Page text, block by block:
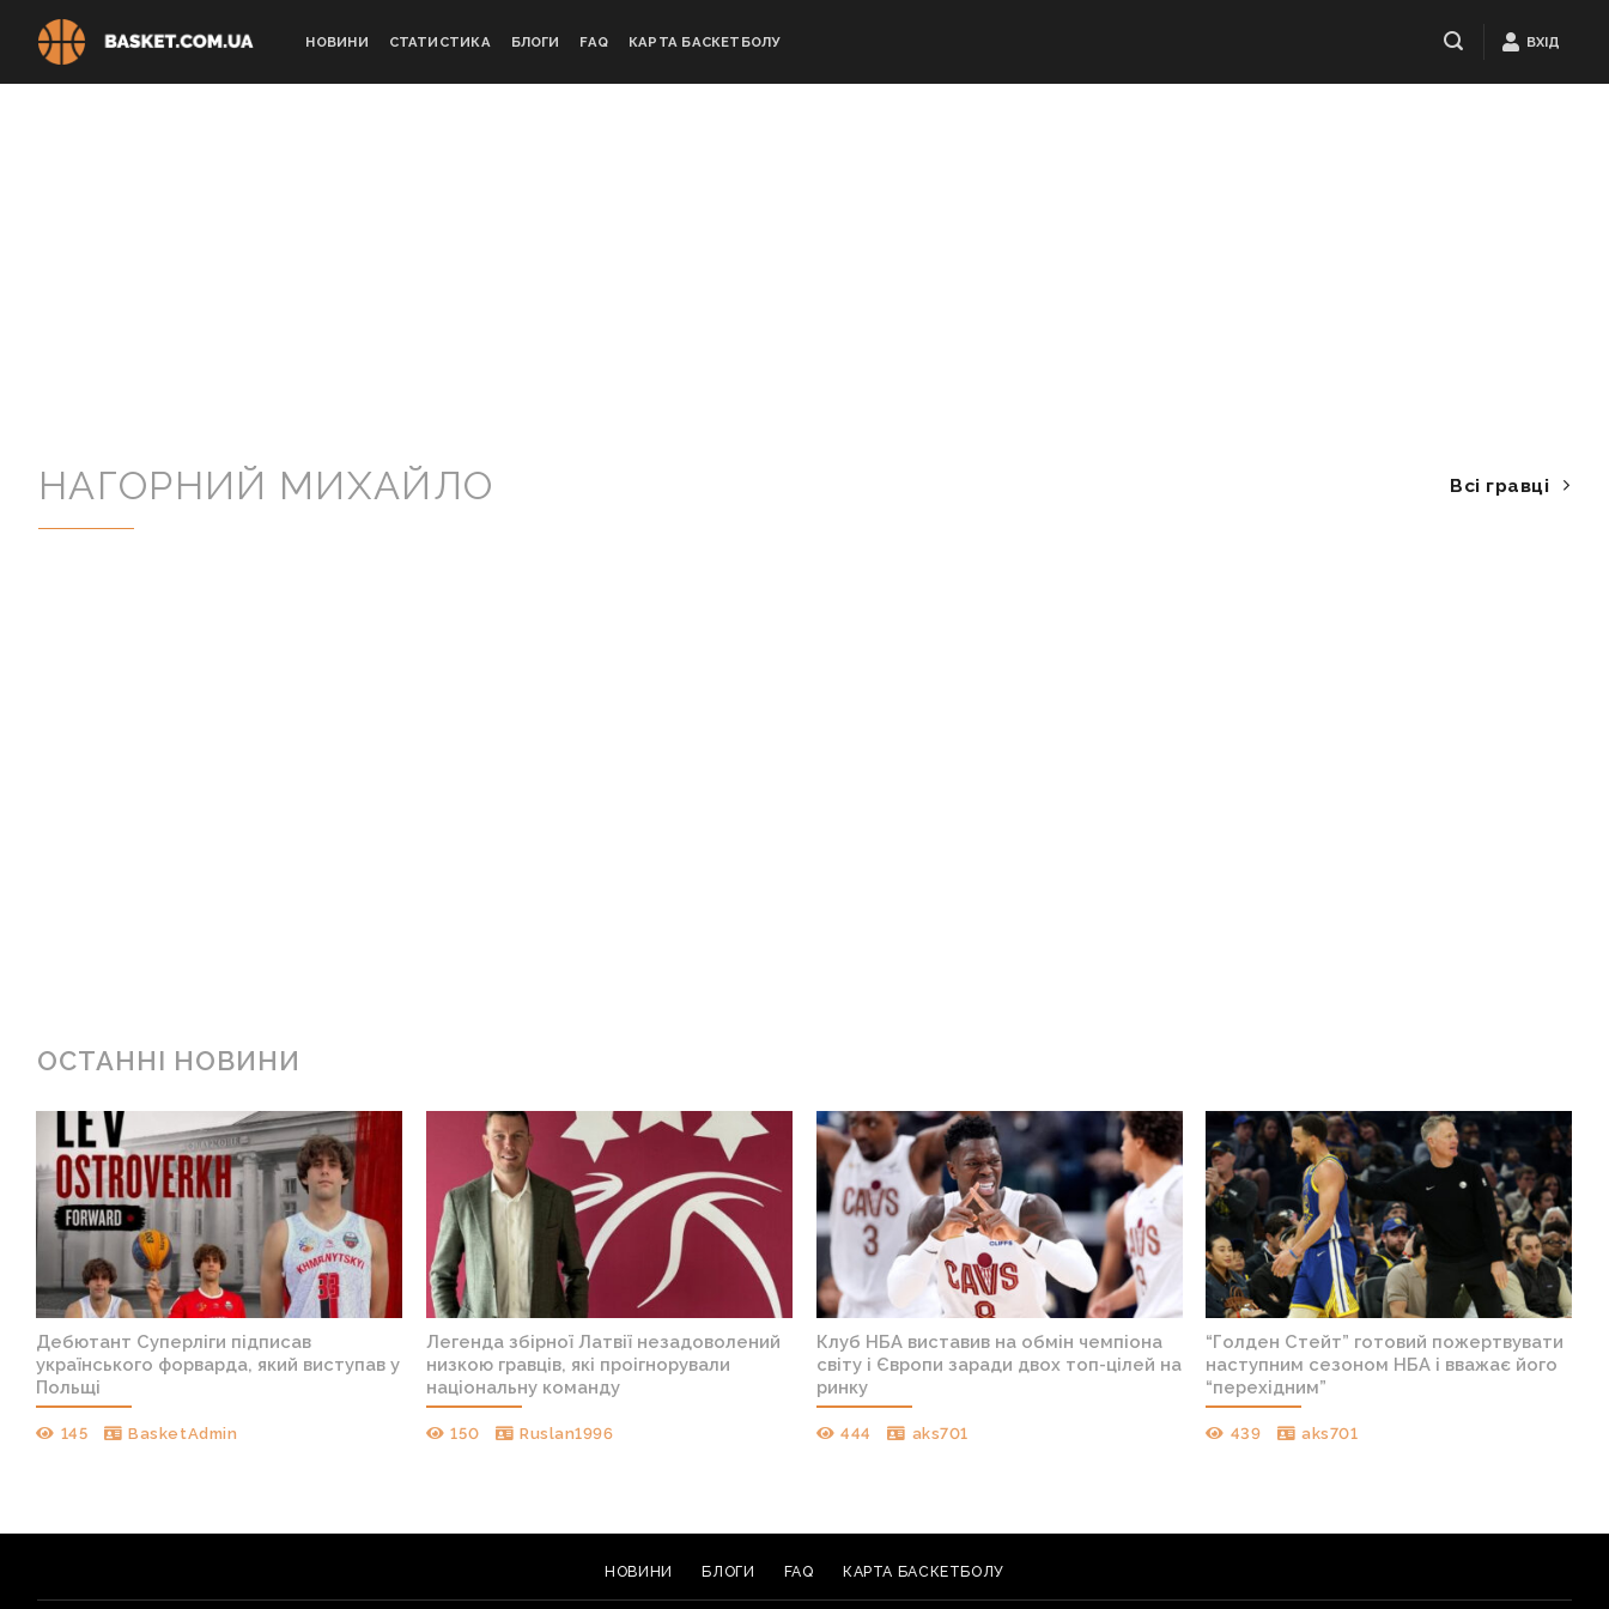
НОВИНИ СТАТИСТИКА БЛОГИ FAQ КАРТА БАСКЕТБОЛУ ВХІД
НАГОРНИЙ МИХАЙЛО Всі гравці
ОСТАННІ НОВИНИ
Дебютант Суперліги підписав
українського форварда, який виступав у
Польщі
145 BasketAdmin
Легенда збірної Латвії незадоволений
низкою гравців, які проігнорували
національну команду
150 Ruslan1996
Клуб НБА виставив на обмін чемпіона
світу і Європи заради двох топ-цілей на
ринку
444 aks701
“Голден Стейт” готовий пожертвувати
наступним сезоном НБА і вважає його
“перехідним”
439 aks701
НОВИНИ БЛОГИ FAQ КАРТА БАСКЕТБОЛУ